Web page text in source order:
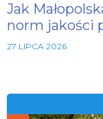
Jak
norm jakości
27 LIPCA 2026